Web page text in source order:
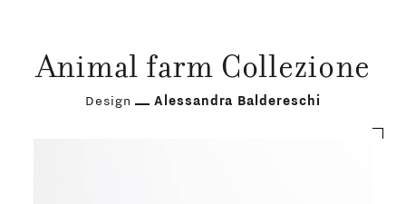
Animal farm Collezione
Design Alessandra Baldereschi